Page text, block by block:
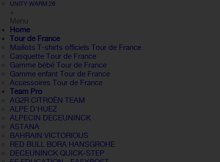
UNITY WARM 26
+
Menu
Home
Tour de France
Maillots T-shirts officiels Tour de France
Casquette Tour de France
Gamme bébé Tour de France
Gamme enfant Tour de France
Accessoires Tour de France
Team Pro
AG2R CITROËN TEAM
ALPE D'HUEZ
ALPECIN DECEUNINCK
ASTANA
BAHRAIN VICTORIOUS
RED BULL BORA HANSGROHE
DECEUNINCK QUICK-STEP